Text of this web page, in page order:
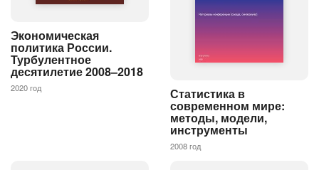
Экономическая
политика России.
Турбулентное
десятилетие 2008–2018
2020 год Статистика в
современном мире:
методы, модели,
инструменты
2008 год